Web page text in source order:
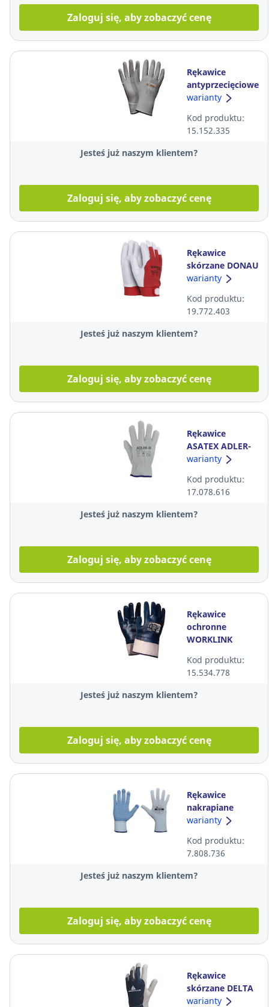
Zaloguj się, aby zobaczyć cenę
Rękawice
antyprzecięciowe
WORKLINK Cross
szare, rozmiar 8,
para
warianty
Kod produktu:
15.152.335
Jesteś już naszym klientem?
Zaloguj się, aby zobaczyć cenę
Rękawice
skórzane DONAU
SAFETY DS-
kozia z rzepem,
rozmiar 10
warianty
Kod produktu:
19.772.403
Jesteś już naszym klientem?
Zaloguj się, aby zobaczyć cenę
Rękawice
ASATEX ADLER-
D, rozmiar 10
warianty
Kod produktu:
17.078.616
Jesteś już naszym klientem?
Zaloguj się, aby zobaczyć cenę
Rękawice
ochronne
WORKLINK
granatowe,
rozmiar 10
Kod produktu:
15.534.778
Jesteś już naszym klientem?
Zaloguj się, aby zobaczyć cenę
Rękawice
nakrapiane
SUNGBOO SWG-
warianty
Kod produktu:
7.808.736
Jesteś już naszym klientem?
Zaloguj się, aby zobaczyć cenę
Rękawice
skórzane DELTA
PLUS CT402,
warianty